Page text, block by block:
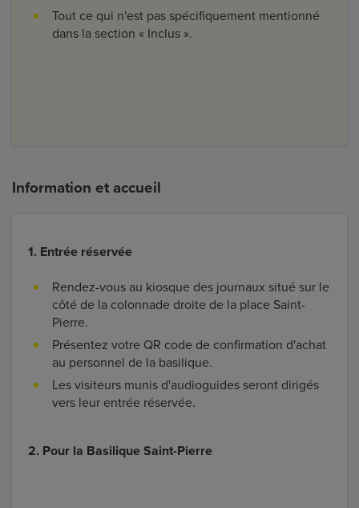
Tout ce qui n'est pas spécifiquement mentionné
dans la section « Inclus ».
Information et accueil
1. Entrée réservée
Rendez-vous au kiosque des journaux situé sur le
côté de la colonnade droite de la place Saint-
Pierre.
Présentez votre QR code de confirmation d'achat
au personnel de la basilique.
Les visiteurs munis d'audioguides seront dirigés
vers leur entrée réservée.
2. Pour la Basilique Saint-Pierre